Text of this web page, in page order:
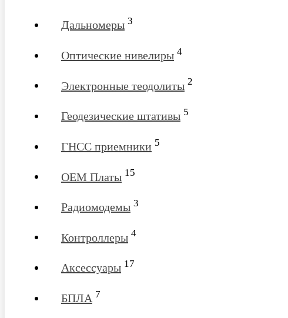
Дальномеры 3
Оптические нивелиры 4
Электронные теодолиты 2
Геодезические штативы 5
ГНСС приемники 5
OEM Платы 15
Радиомодемы 3
Контроллеры 4
Аксессуары 17
БПЛА 7